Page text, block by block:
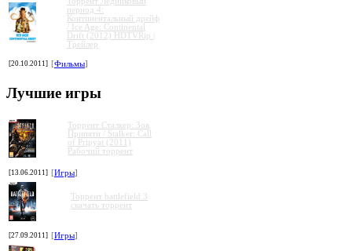
период 4:
Континентальный дрейф
/ Ice Age: Continental
Drift (2012) HDTVRip |
Трейлер
[20.10.2011] [Фильмы]
Лучшие игры
Торрент Сталкер: Зов
Припяти / Stalker: Call
of Pripyat (2011)
Рабочий торрент
[13.06.2011] [Игры]
Торрент battlefield 3
скачать торрент
[27.09.2011] [Игры]